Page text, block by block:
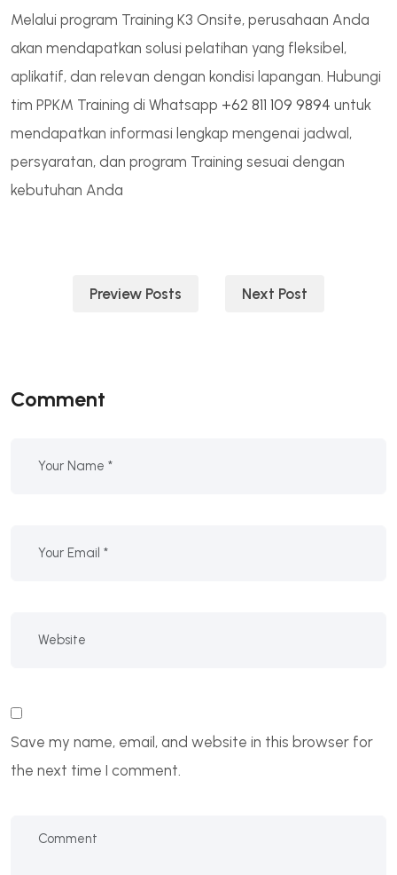
Melalui program Training K3 Onsite, perusahaan Anda
akan mendapatkan solusi pelatihan yang fleksibel,
aplikatif, dan relevan dengan kondisi lapangan. Hubungi
tim PPKM Training di Whatsapp +62 811 109 9894 untuk
mendapatkan informasi lengkap mengenai jadwal,
persyaratan, dan program Training sesuai dengan
kebutuhan Anda
Preview Posts Next Post
Comment
Save my name, email, and website in this browser for
the next time I comment.